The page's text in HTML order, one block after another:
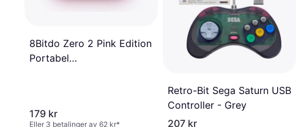
8Bitdo Zero 2 Pink Edition
Portabel
179 kr
Eller 3 betalinger av 62 kr*
Retro-Bit Sega Saturn USB
Controller - Grey
207 kr